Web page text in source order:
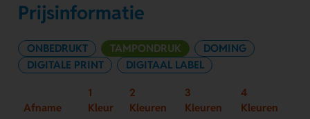
Prijsinformatie
ONBEDRUKT TAMPONDRUK
DOMING
DIGITALE PRINT
DIGITAAL LABEL
Afname
1
Kleur
2
Kleuren
3
Kleuren
4
Kleuren